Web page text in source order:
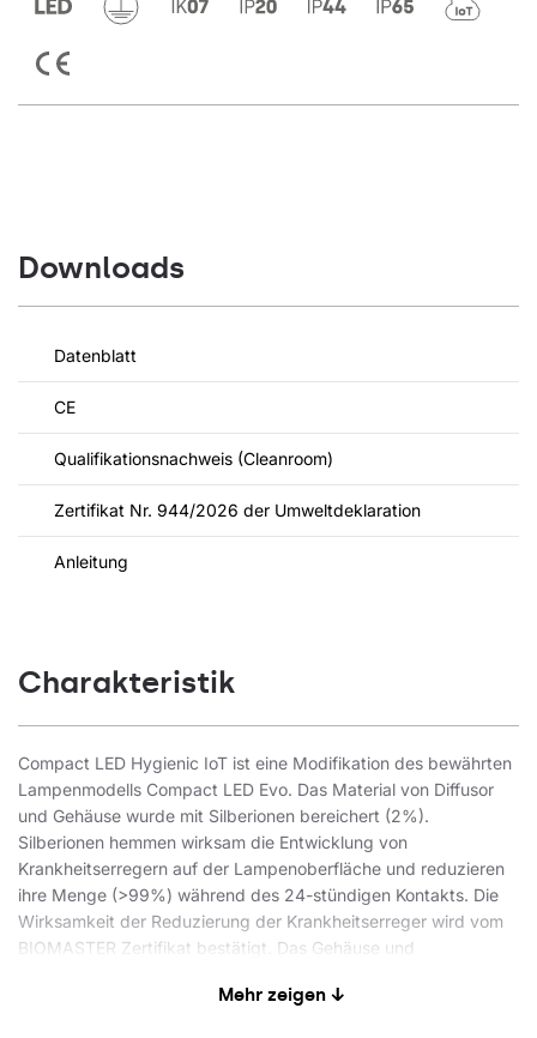
Downloads
Datenblatt
CE
Qualifikationsnachweis (Cleanroom)
Zertifikat Nr. 944/2026 der Umweltdeklaration
Anleitung
Charakteristik
Compact LED Hygienic IoT ist eine Modifikation des bewährten
Lampenmodells Compact LED Evo. Das Material von Diffusor
und Gehäuse wurde mit Silberionen bereichert (2%).
Silberionen hemmen wirksam die Entwicklung von
Krankheitserregern auf der Lampenoberfläche und reduzieren
ihre Menge (>99%) während des 24-stündigen Kontakts. Die
Wirksamkeit der Reduzierung der Krankheitserreger wird vom
BIOMASTER Zertifikat bestätigt. Das Gehäuse und
Compact LED Evo einen leicht strohfarbenen Farbton durch die
Mehr zeigen ↓